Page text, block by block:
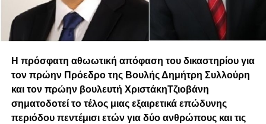
Η πρόσφατη αθωωτική απόφαση του δικαστηρίου για
τον πρώην Πρόεδρο της Βουλής Δημήτρη Συλλούρη
και τον πρώην βουλευτή ΧριστάκηΤζιοβάνη
σηματοδοτεί το τέλος μιας εξαιρετικά επώδυνης
περιόδου πεντέμισι ετών για δύο ανθρώπους και τις